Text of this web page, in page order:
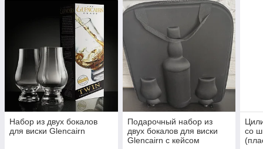
Набор из двух бокалов
для виски Glencairn
Подарочный набор из
двух бокалов для виски
Glencairn с кейсом
со